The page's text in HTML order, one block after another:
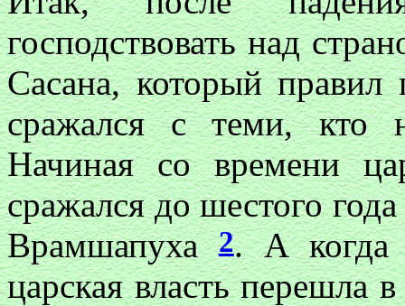
господствовать над
Сасана, который
сражался с теми, кто
Начиная со времени
сражался до шестого
Врамшапуха2. А когда
царская власть перешла